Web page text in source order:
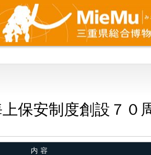
保安制度創設７０
内容